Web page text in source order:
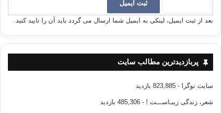
بعد از ثبت ایمیل، لینکی به ایمیل شما ارسال می گردد باید آن را تایید کنید.
پربازدیدترین مطالب سایت
سایت نوگرا - 823,885 بازدید
شعر، زندگی زیبـاســـت ! - 485,306 بازدید